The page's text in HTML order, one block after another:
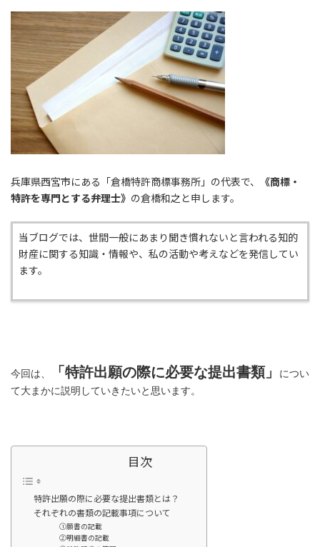
新
時
:
兵庫県西宮市にある「倉橋特許商標事務所」の代表で、
《商標・
特許を専門とする弁理士》 の倉橋和之と申します。
当ブログでは、世間一般にあまり聞き慣れないと言われる知的
財産に関する知識・情報や、私の活動や考えなどを発信してい
ます。
今回は、 「特許出願の際に必要な提出書類」
につい
て大まかに説明していきたいと思います。
目次
特許出願の際に必要な提出書類とは？
それぞれの書類の記載事項について
①願書の記載
②明細書の記載